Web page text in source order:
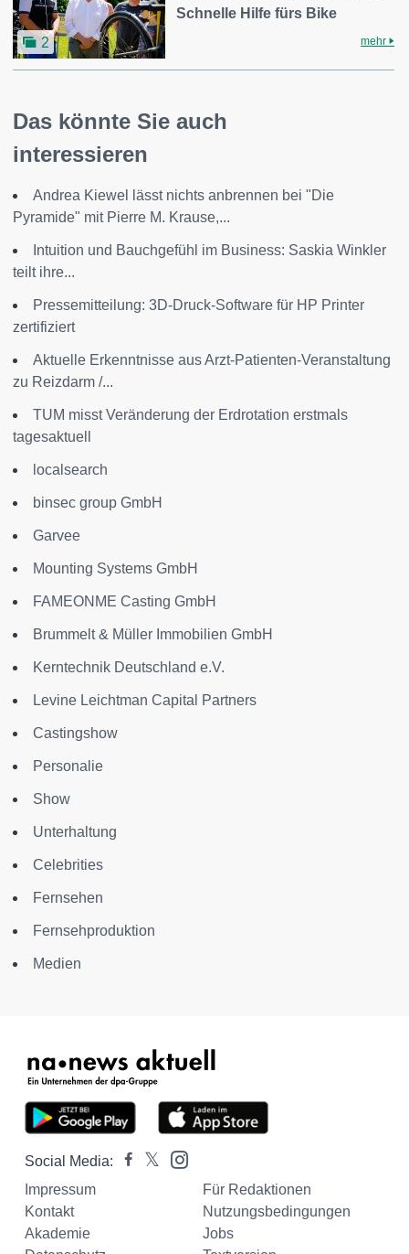
2
Schnelle Hilfe fürs Bike
mehr
Das könnte Sie auch
interessieren
Andrea Kiewel lässt nichts anbrennen bei "Die
Pyramide" mit Pierre M. Krause,...
Intuition und Bauchgefühl im Business: Saskia Winkler
teilt ihre...
Pressemitteilung: 3D-Druck-Software für HP Printer
zertifiziert
Aktuelle Erkenntnisse aus Arzt-Patienten-Veranstaltung
zu Reizdarm /...
TUM misst Veränderung der Erdrotation erstmals
tagesaktuell
localsearch
binsec group GmbH
Garvee
Mounting Systems GmbH
FAMEONME Casting GmbH
Brummelt & Müller Immobilien GmbH
Kerntechnik Deutschland e.V.
Levine Leichtman Capital Partners
Castingshow
Personalie
Show
Unterhaltung
Celebrities
Fernsehen
Fernsehproduktion
Medien
Social Media:
Impressum
Für Redaktionen
Kontakt
Nutzungsbedingungen
Akademie
Jobs